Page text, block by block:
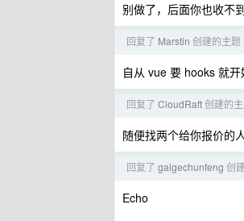
别做了，后面你也收不
回复了 Marstin 创建的主题
自从 vue 要 hooks 就
回复了 CloudRaft创建的
随便找两个给你报价的
回复了 gaigechunfeng 创
Echo